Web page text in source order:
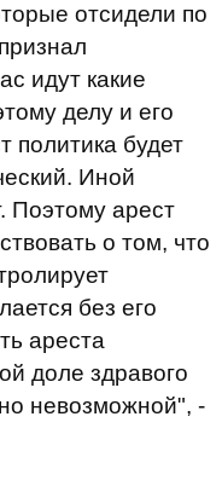
отсидели по
идут какие
делу и его
политика будет
Иной
Поэтому арест
о том, что
без его
ареста
доле здравого
невозможной", -